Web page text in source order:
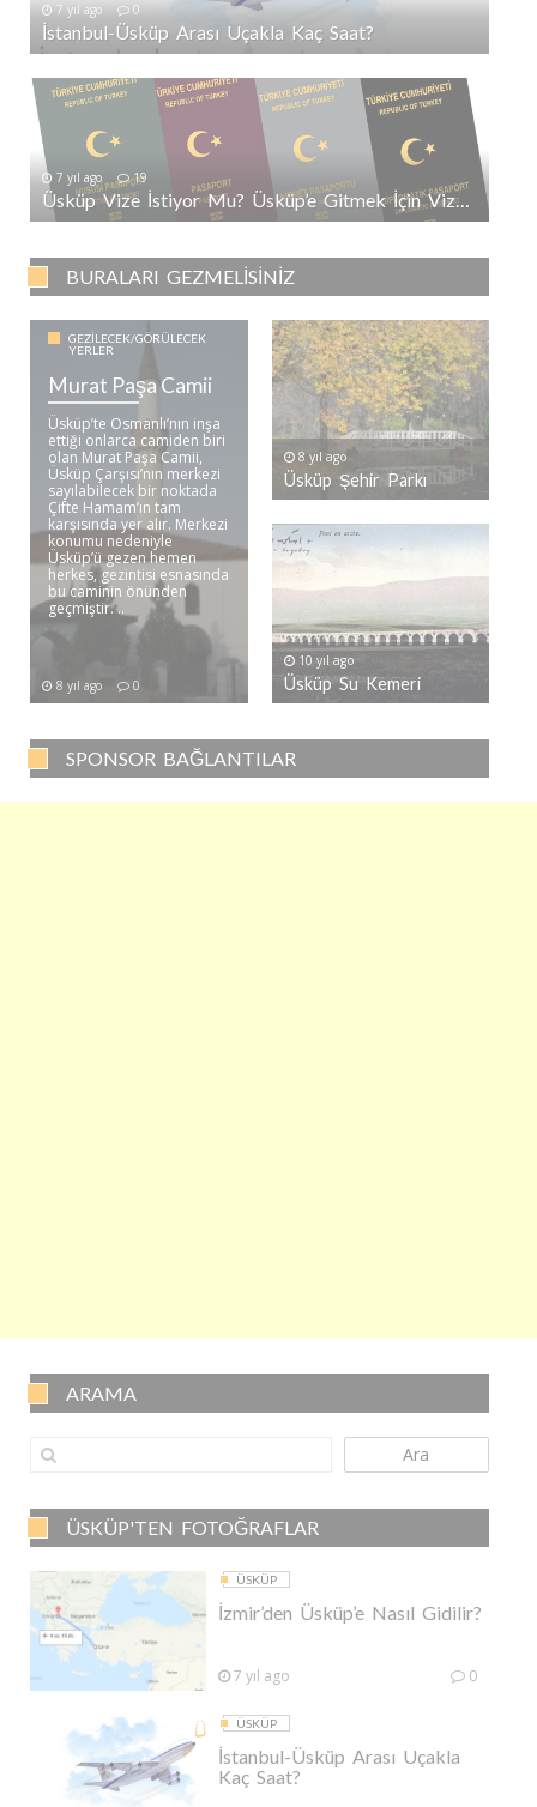
7 yıl ago 0
İstanbul-Üsküp Arası Uçakla Kaç Saat?
7 yıl ago 19
Üsküp Vize İstiyor Mu? Üsküp’e Gitmek İçin Vize Gerekli Mi?
BURALARI GEZMELISINIZ
GEZILECEK/GÖRÜLECEK
YERLER
Murat Paşa Camii
Üsküp’te Osmanlı’nın inşa
ettiği onlarca camiden biri
olan Murat Paşa Camii,
Üsküp Çarşısı’nın merkezi
sayılabilecek bir noktada
Çifte Hamam’ın tam
karşısında yer alır. Merkezi
konumu nedeniyle
Üsküp’ü gezen hemen
herkes, gezintisi esnasında
bu caminin önünden
geçmiştir. ..
8 yıl ago 0
8 yıl ago
Üsküp Şehir Parkı
10 yıl ago
Üsküp Su Kemeri
SPONSOR BAĞLANTILAR
ARAMA
Ara
ÜSKÜP'TEN FOTOĞRAFLAR
ÜSKÜP
İzmir’den Üsküp’e Nasıl Gidilir?
7 yıl ago 0
ÜSKÜP
İstanbul-Üsküp Arası Uçakla
Kaç Saat?